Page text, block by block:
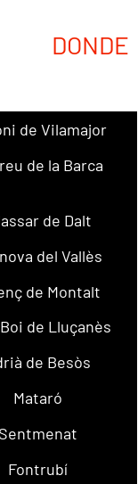
de Vilamajor
de la Barca
de Dalt
del Vallès
de Montalt
de Lluçanès
de Besòs
Mataró
Sentmenat
Fontrubí